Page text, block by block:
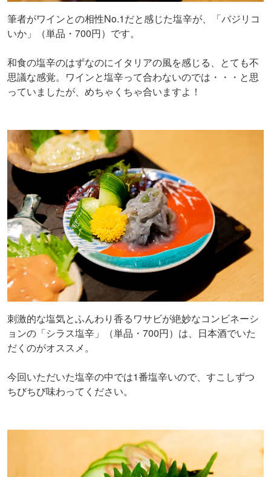
筆者がワインとの相性No.1だと感じた塩辛が、「バジリコ
いか」（単品・700円）です。
和食の塩辛のはずなのにイタリアの風を感じる、とても不
思議な感覚。ワインと塩辛って合わないのでは・・・と思
っていましたが、めちゃくちゃ合いますよ！
刺激的な塩気とふんわり香るワサビが絶妙なコンビネーシ
ョンの「シラス塩辛」（単品・700円）は、日本酒でいた
だくのがオススメ。
今回いただいた塩辛の中では1番塩辛いので、すこしずつ
ちびちび味わってください。